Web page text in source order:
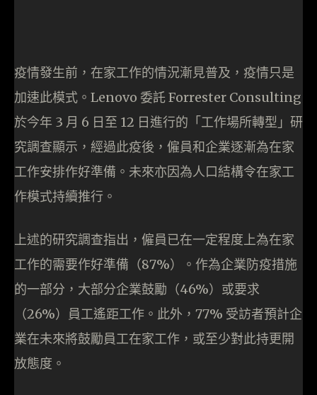
疫情發生前，在家工作的情況漸見普及，疫情只是
加速此模式。Lenovo 委託 Forrester Consulting
於今年 3 月 6 日至 12 日進行的「工作場所轉型」研
究調查顯示，經過此疫後，僱員和企業逐漸為在家
工作安排作好準備。未來亦因為人口結構令在家工
作模式持續推行。
上述的研究調查指出，僱員已在一定程度上為在家
工作的需要作好準備（87%）。作為企業防疫措施
的一部分，大部分企業鼓勵（46%）或要求
（26%）員工遙距工作。此外，77% 受訪者預計企
業在未來將鼓勵員工在家工作，或至少對此持更開
放態度。